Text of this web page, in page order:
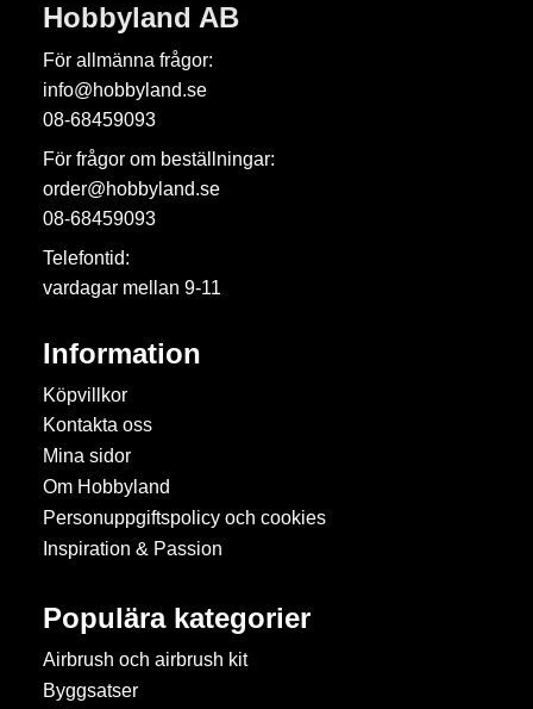
Hobbyland AB
För allmänna frågor:
info@hobbyland.se
08-68459093
För frågor om beställningar:
order@hobbyland.se
08-68459093
Telefontid:
vardagar mellan 9-11
Information
Köpvillkor
Kontakta oss
Mina sidor
Om Hobbyland
Personuppgiftspolicy och cookies
Inspiration & Passion
Populära kategorier
Airbrush och airbrush kit
Byggsatser